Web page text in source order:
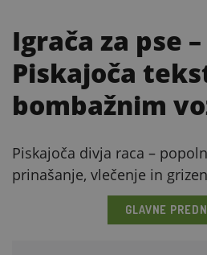
Igrača za pse
Piskajoča
bombažnim
Piskajoča divja raca –
prinašanje, vlečenje in
GLAVNE